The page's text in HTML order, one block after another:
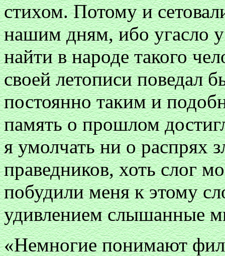
стихом. Потому и
нашим дням, ибо угасло
найти в народе такого
своей летописи поведал
постоянно таким и
память о прошлом
я умолчать ни о распрях
праведников, хоть слог
побудили меня к этому
удивлением слышанные
«Немногие понимают